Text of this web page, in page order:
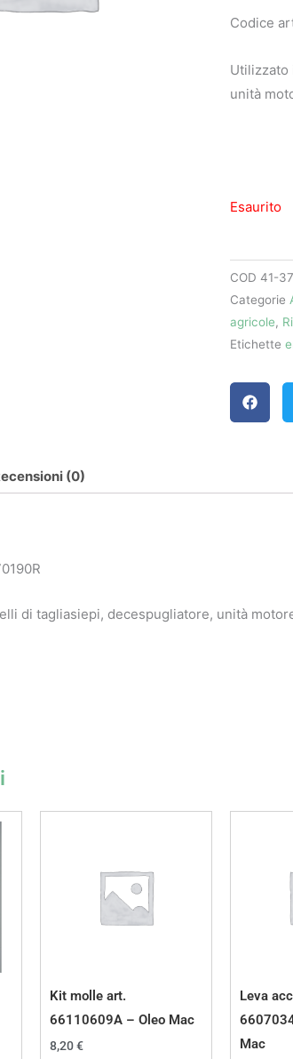
Codice
Utilizzato
unità
Esaurito
COD 41-
Categorie
agricole,
Etichette
(0)
di tagliasiepi, decespugliatore, unità
Kit molle art.
66110609A – Oleo Mac
8,20€
Leva
Mac